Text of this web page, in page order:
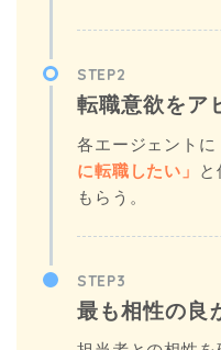
STEP2
転職意欲をア
各エージェントに
に転職したい」
もらう。
STEP3
最も相性の良